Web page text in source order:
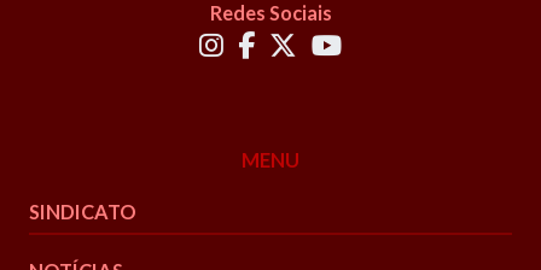
Redes Sociais
MENU
SINDICATO